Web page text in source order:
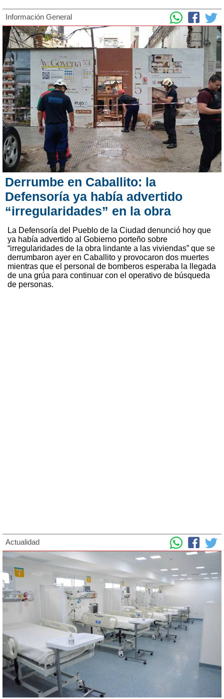
Información General
Derrumbe en Caballito: la
Defensoría ya había advertido
“irregularidades” en la obra
La Defensoría del Pueblo de la Ciudad denunció hoy que
ya había advertido al Gobierno porteño sobre
“irregularidades de la obra lindante a las viviendas” que se
derrumbaron ayer en Caballito y provocaron dos muertes
mientras que el personal de bomberos esperaba la llegada
de una grúa para continuar con el operativo de búsqueda
de personas.
Actualidad